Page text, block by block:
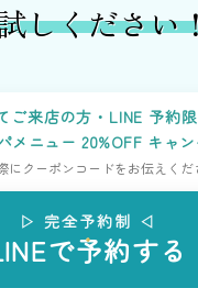
しください
ご来店の方・LINE 予約
メニュー 20%OFF キャ
にクーポンコードをお伝えく
▷ 完全予約制 ◁
で予約する